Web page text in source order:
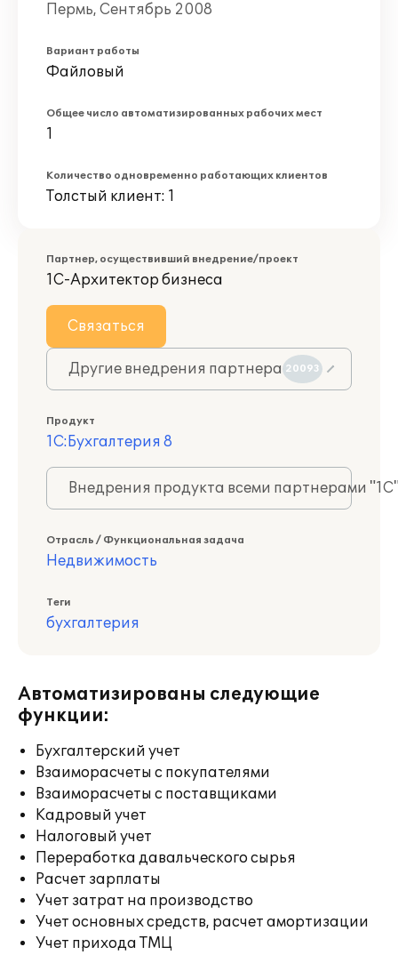
Пермь, Сентябрь 2008
Вариант работы
Файловый
Общее число автоматизированных рабочих мест
1
Количество одновременно работающих клиентов
Толстый клиент: 1
Партнер, осуществивший внедрение/проект
1С-Архитектор бизнеса
Связаться
Другие внедрения партнера 20093
Продукт
1С:Бухгалтерия 8
Внедрения продукта всеми партнерами
Отрасль / Функциональная задача
Недвижимость
Теги
бухгалтерия
Автоматизированы следующие
функции:
Бухгалтерский учет
Взаиморасчеты с покупателями
Взаиморасчеты с поставщиками
Кадровый учет
Налоговый учет
Переработка давальческого сырья
Расчет зарплаты
Учет затрат на производство
Учет основных средств, расчет амортизации
Учет прихода ТМЦ